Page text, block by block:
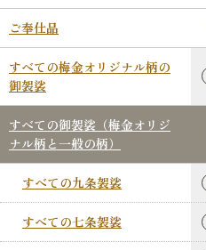
ご奉仕品
すべての梅金オリジナル柄の
御袈裟
すべての御袈裟（梅金オリジ
ナル柄と一般の柄）
すべての九条袈裟
すべての七条袈裟